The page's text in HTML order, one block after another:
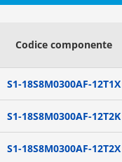
Codice componente
S1-18S8M0300AF-12T1X
S1-18S8M0300AF-12T2K
S1-18S8M0300AF-12T2X